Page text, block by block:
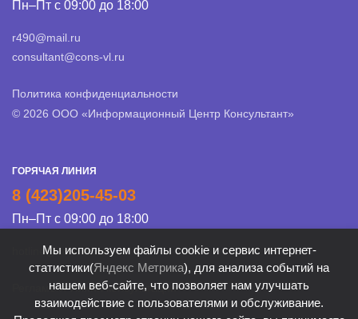
Пн–Пт с 09:00 до 18:00
r490@mail.ru
consultant@cons-vl.ru
Политика конфиденциальности
© 2026 ООО «Информационный Центр Консультант»
ГОРЯЧАЯ ЛИНИЯ
8 (423)205-45-03
Пн–Пт с 09:00 до 18:00
hotline@cons-vl.ru
Регламент Линии консультации
Мы используем файлы cookie и сервис интернет-
статистики(Яндекс Метрика), для анализа событий на
нашем веб-сайте, что позволяет нам улучшать
взаимодействие с пользователями и обслуживание.